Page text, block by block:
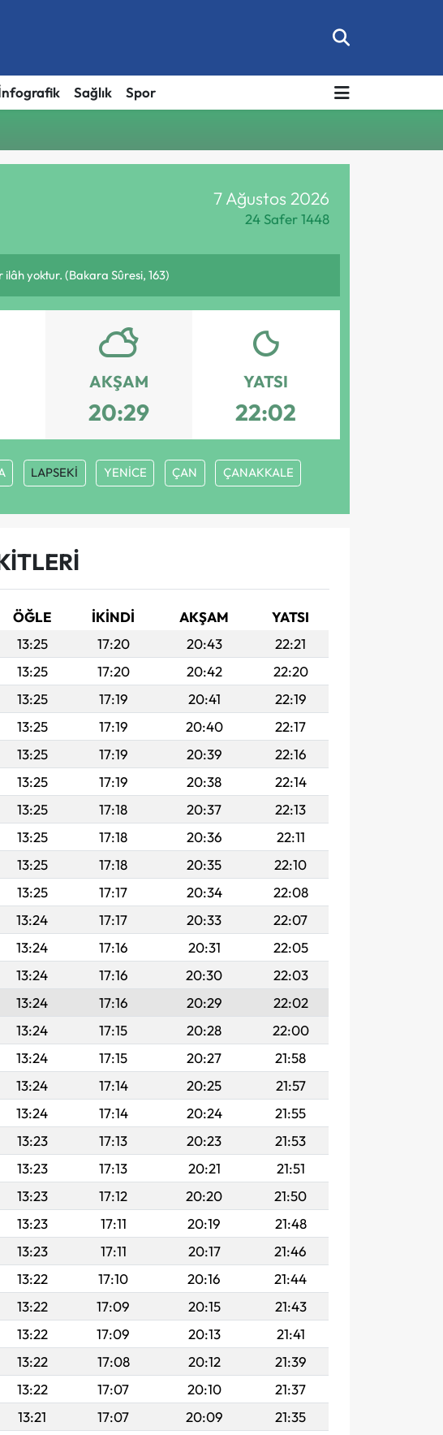
Sağlık Spor
7 Ağustos 2026
24 Safer 1448
ilâh yoktur. (Bakara Sûresi, 163)
AKŞAM
20:29
YATSI
22:02
LAPSEKİ YENİCE ÇAN ÇANAKKALE
ÖĞLE İKINDI AKŞAM
YATSI
13:25 17:20 20:43
22:21
13:25 17:20 20:42
22:20
13:25 17:19 20:41
22:19
13:25 17:19 20:40
22:17
13:25 17:19 20:39
22:16
13:25 17:19 20:38
22:14
13:25 17:18 20:37
22:13
13:25 17:18 20:36
22:11
13:25 17:18 20:35
22:10
13:25 17:17 20:34
22:08
13:24 17:17 20:33
22:07
13:24 17:16 20:31
22:05
13:24 17:16 20:30
22:03
13:24 17:16 20:29
22:02
13:24 17:15 20:28
22:00
13:24 17:15 20:27
21:58
13:24 17:14 20:25
21:57
13:24 17:14 20:24
21:55
13:23 17:13 20:23
21:53
13:23 17:13 20:21
21:51
13:23 17:12 20:20
21:50
13:23 17:11 20:19
21:48
13:23 17:11 20:17
21:46
13:22 17:10 20:16
21:44
13:22 17:09 20:15
21:43
13:22 17:09 20:13
21:41
13:22 17:08 20:12
21:39
13:22 17:07 20:10
21:37
13:21 17:07 20:09
21:35